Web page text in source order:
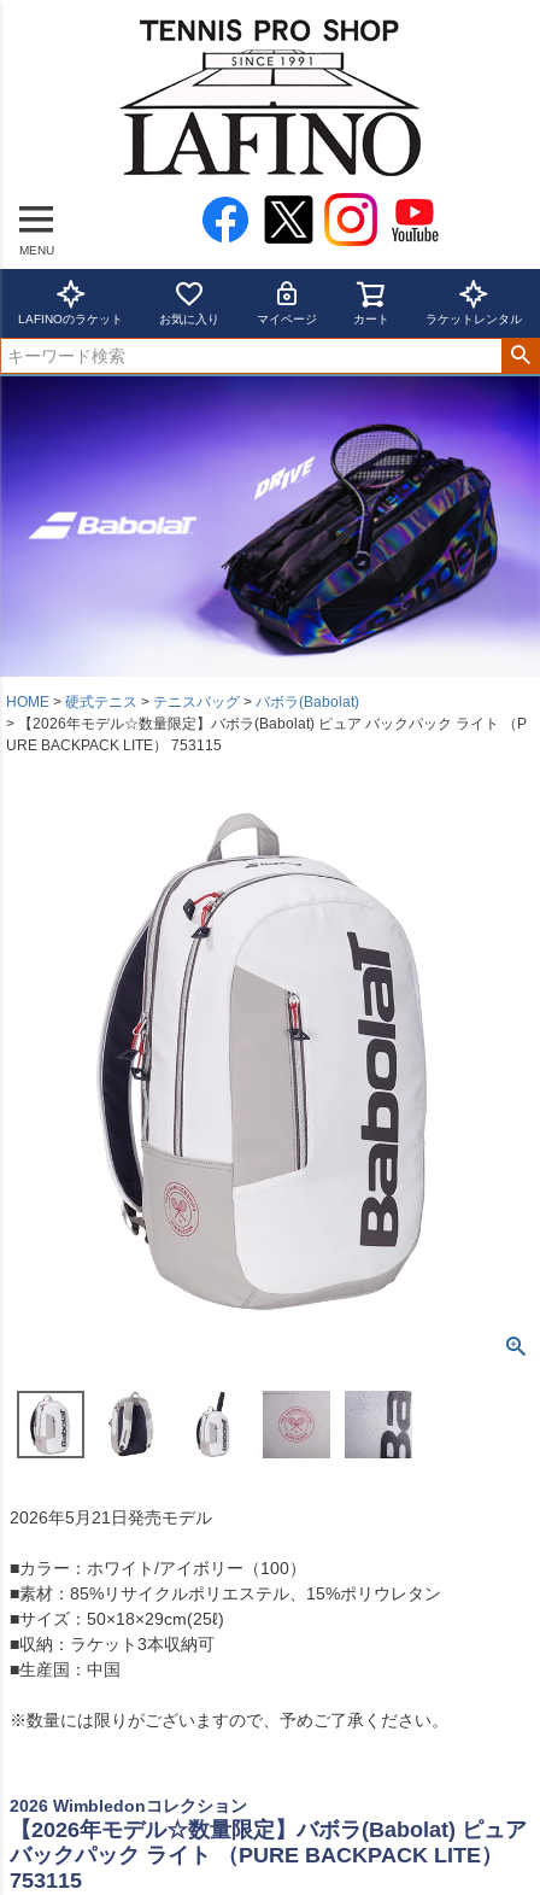
MENU
LAFINOのラケット お気に入り マイページ カート ラケットレンタル
HOME 硬式テニス テニスバッグ
バボラ(Babolat)
【2026年モデル☆数量限定】バボラ(Babolat) ピュア バックパック ライト （P
URE BACKPACK LITE） 753115
2026年5月21日発売モデル
■カラー：ホワイト/アイボリー（100）
■素材：85%リサイクルポリエステル、15%ポリウレタン
■サイズ：50×18×29cm(25ℓ)
■収納：ラケット3本収納可
■生産国：中国
※数量には限りがございますので、予めご了承ください。
2026 Wimbledonコレクション
【2026年モデル☆数量限定】バボラ(Babolat) ピュア
バックパック ライト （PURE BACKPACK LITE）
753115